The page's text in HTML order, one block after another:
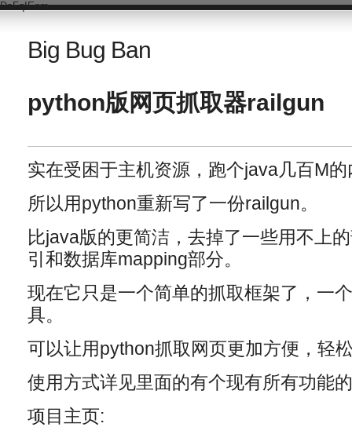
DsFqIEnm
Big Bug Ban
python版网页抓取器railgun
实在受困于主机资源，跑个java几百M
所以用python重新写了一份railgun。
比java版的更简洁，去掉了一些用不上
引和数据库mapping部分。
现在它只是一个简单的抓取框架了，一
具。
可以让用python抓取网页更加方便，轻
使用方式详见里面的有个现有所有功能
项目主页: